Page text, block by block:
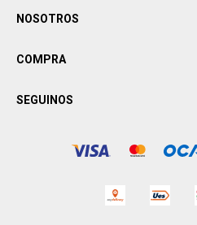
NOSOTROS
COMPRA
SEGUINOS